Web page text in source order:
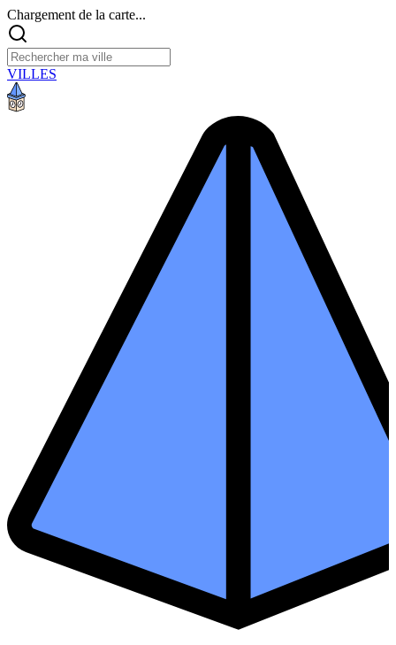
Chargement de la carte...
VILLES